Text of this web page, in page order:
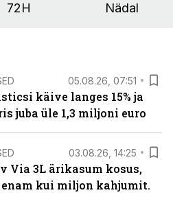
72H Nädal
05.08.26, 07:51
käive langes 15% ja
juba üle 1,3 miljoni euro
03.08.26, 14:25
Via 3L ärikasum kosus,
enam kui miljon kahjumit.